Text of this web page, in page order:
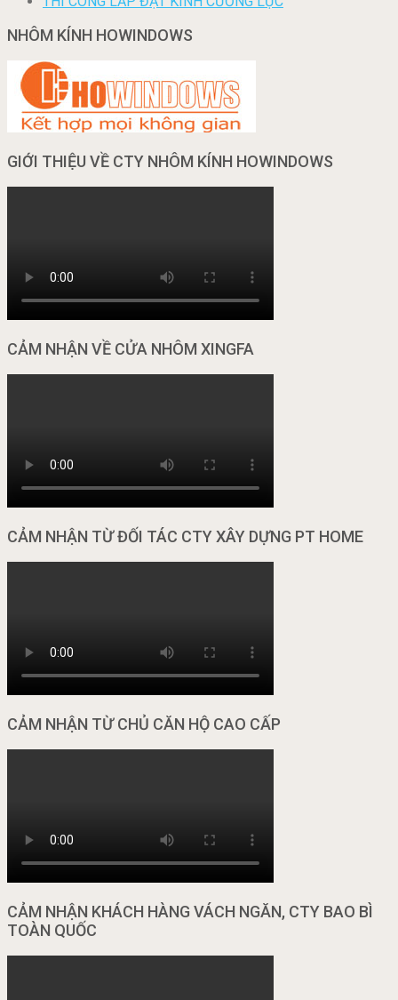
NHÔM KÍNH HOWINDOWS
GIỚI THIỆU VỀ CTY NHÔM KÍNH HOWINDOWS
CẢM NHẬN VỀ CỬA NHÔM XINGFA
CẢM NHẬN TỪ ĐỐI TÁC CTY XÂY DỰNG PT HOME
CẢM NHẬN TỪ CHỦ CĂN HỘ CAO CẤP
CẢM NHẬN KHÁCH HÀNG VÁCH NGĂN, CTY BAO BÌ
TOÀN QUỐC